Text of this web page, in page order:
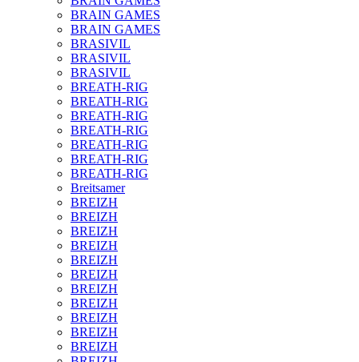
BRAIN GAMES
BRAIN GAMES
BRASIVIL
BRASIVIL
BRASIVIL
BREATH-RIG
BREATH-RIG
BREATH-RIG
BREATH-RIG
BREATH-RIG
BREATH-RIG
BREATH-RIG
Breitsamer
BREIZH
BREIZH
BREIZH
BREIZH
BREIZH
BREIZH
BREIZH
BREIZH
BREIZH
BREIZH
BREIZH